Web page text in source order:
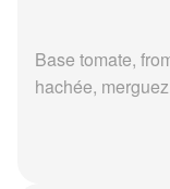
Base tomate,
hachée,